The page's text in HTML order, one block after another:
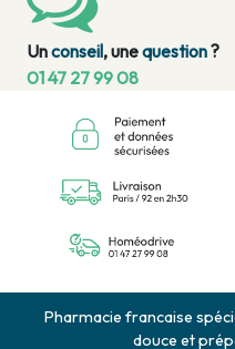
Unconseil, unequestion?
01 47 27 99 08
Pharmacie francaise
douce et